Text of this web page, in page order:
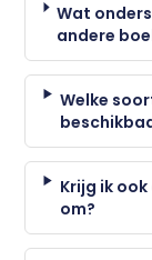
Wat
andere
Welke
Krijg ik
om?